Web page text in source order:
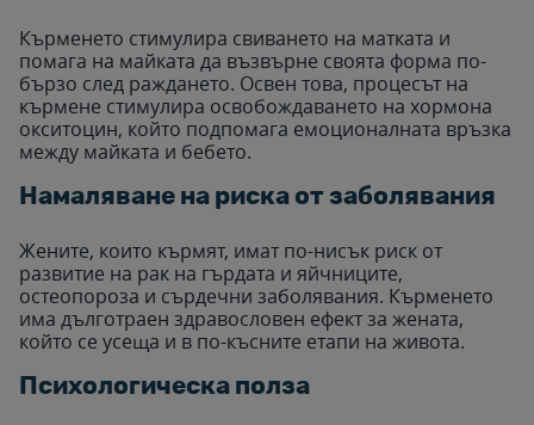
Кърменето стимулира свиването на матката и
помага на майката да възвърне своята форма по-
бързо след раждането. Освен това, процесът на
кърмене стимулира освобождаването на хормона
окситоцин, който подпомага емоционалната връзка
между майката и бебето.
Намаляване на риска от заболявания
Жените, които кърмят, имат по-нисък риск от
развитие на рак на гърдата и яйчниците,
остеопороза и сърдечни заболявания. Кърменето
има дълготраен здравословен ефект за жената,
който се усеща и в по-късните етапи на живота.
Психологическа полза